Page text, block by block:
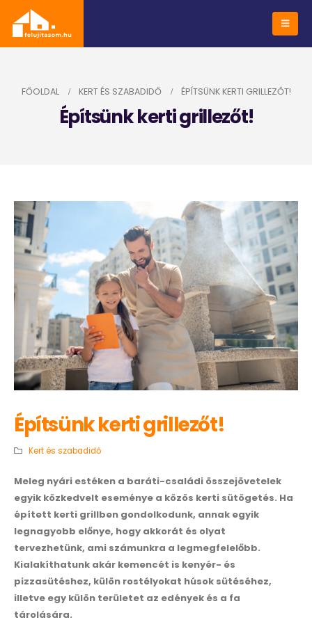
FŐOLDAL KERT ÉS SZABADIDŐ ÉPÍTSÜNK KERTI GRILLEZŐT!
Építsünk kerti grillezőt!
Építsünk kerti grillezőt!
Kert és szabadidő
Meleg nyári estéken a baráti-családi összejövetelek
egyik közkedvelt eseménye a közös kerti sütögetés. Ha
épített kerti grillben gondolkodunk, annak egyik
legnagyobb előnye, hogy akkorát és olyat
tervezhetünk, ami számunkra a legmegfelelőbb.
Kialakíthatunk akár kemencét is kenyér- és
pizzasütéshez, külön rostélyokat húsok sütéséhez,
illetve egy külön területet az edények és a fa
tárolására.